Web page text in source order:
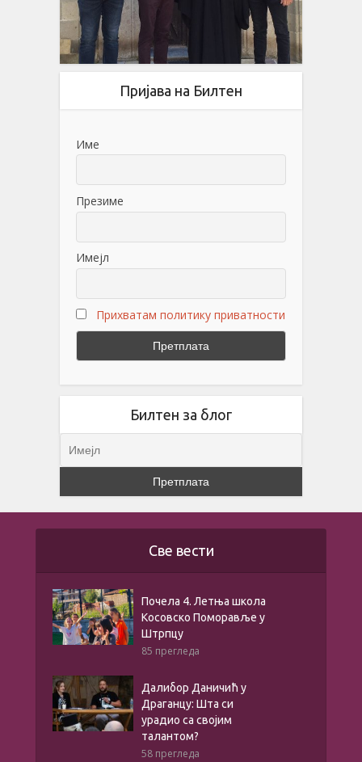
Пријава на Билтен
Име
Презиме
Имејл
Прихватам политику приватности
Билтен за блог
Све вести
Почела 4. Летња школа
Косовско Поморавље у
Штрпцу
85 прегледа
Далибор Даничић у
Драганцу: Шта си
урадио са својим
талантом?
58 прегледа